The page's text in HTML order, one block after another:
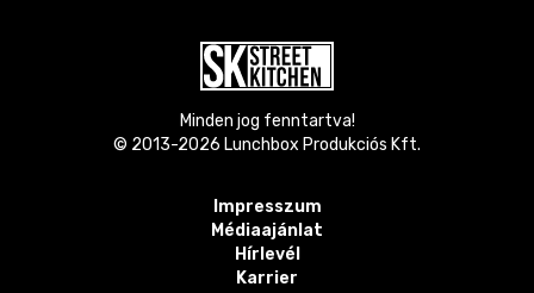
Minden jog fenntartva!
© 2013-2026 Lunchbox Produkciós Kft.
Impresszum
Médiaajánlat
Hírlevél
Karrier